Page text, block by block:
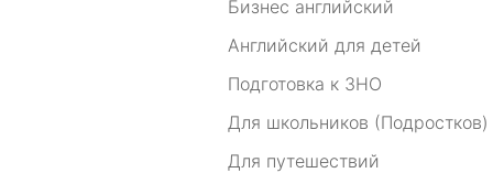
Бизнес английский
Английский для детей
Подготовка к ЗНО
Для школьников (Подростков)
Для путешествий